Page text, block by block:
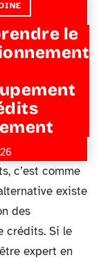
le
c’est comme
existe
des
crédits. Si le
expert en